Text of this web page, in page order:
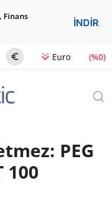
Finans
İNDİR
Euro (%0)
PEG
100